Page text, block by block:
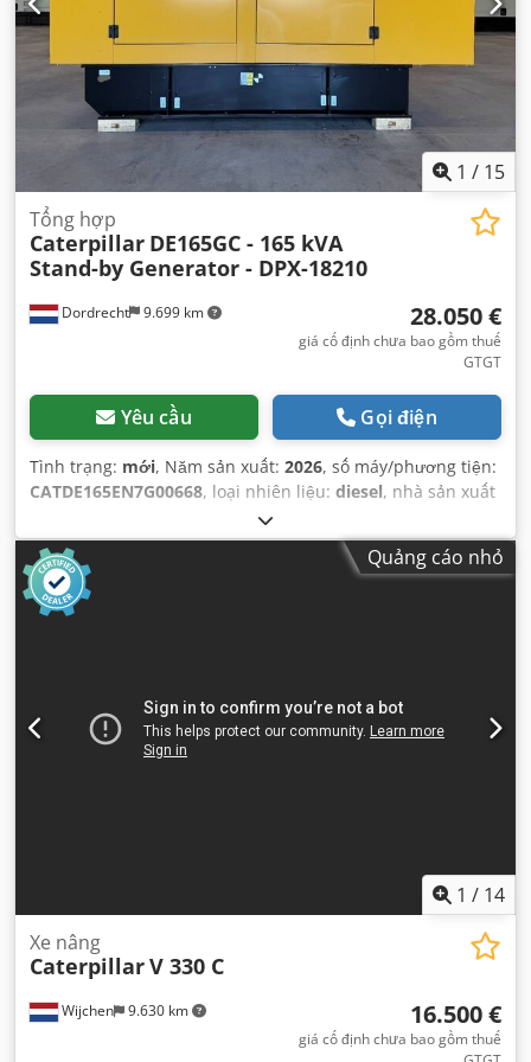
1 / 15
Dordrecht 9.699 km
Tổng hợp
Caterpillar DE165GC - 165 kVA
Stand-by Generator - DPX-18210
28.050 €
giá cố định chưa bao gồm thuế
GTGT
Yêu cầu Gọi điện
Tình trạng: mới, Năm sản xuất: 2026, số máy/phương tiện:
CATDE165EN7G00668, loại nhiên liệu: diesel, nhà sản xuất
Quảng cáo nhỏ
1 / 14
Wijchen 9.630 km
Xe nâng
CaterpillarV 330 C
16.500 €
giá cố định chưa bao gồm thuế